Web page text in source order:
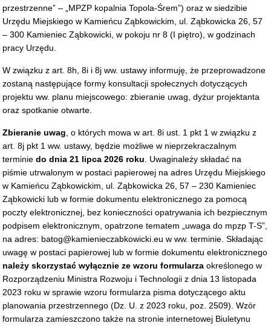
przestrzenne” – „MPZP kopalnia Topola-Śrem”) oraz w siedzibie
Urzędu Miejskiego w Kamieńcu Ząbkowickim, ul. Ząbkowicka 26, 57
– 300 Kamieniec Ząbkowicki, w pokoju nr 8 (I piętro), w godzinach
pracy Urzędu.
W związku z art. 8h, 8i i 8j ww. ustawy informuję, że przeprowadzone
zostaną następujące formy konsultacji społecznych dotyczących
projektu ww. planu miejscowego: zbieranie uwag, dyżur projektanta
oraz spotkanie otwarte.
Zbieranie uwag , o których mowa w art. 8i ust. 1 pkt 1 w związku z
art. 8j pkt 1 ww. ustawy, będzie możliwe w nieprzekraczalnym
terminiedo dnia 21 lipca 2026 roku . Uwaginależy składać na
piśmie utrwalonym w postaci papierowej na adres Urzędu Miejskiego
w Kamieńcu Ząbkowickim, ul. Ząbkowicka 26, 57 – 230 Kamieniec
Ząbkowicki lub w formie dokumentu elektronicznego za pomocą
poczty elektronicznej, bez konieczności opatrywania ich bezpiecznym
podpisem elektronicznym, opatrzone tematem „uwaga do mpzp T-S”,
na adres: batog@kamienieczabkowicki.eu w ww. terminie. Składając
uwagę w postaci papierowej lub w formie dokumentu elektronicznego
należy skorzystać wyłącznie ze wzoru formularza określonego w
Rozporządzeniu Ministra Rozwoju i Technologii z dnia 13 listopada
2023 roku w sprawie wzoru formularza pisma dotyczącego aktu
planowania przestrzennego (Dz. U. z 2023 roku, poz. 2509). Wzór
formularza zamieszczono także na stronie internetowej Biuletynu